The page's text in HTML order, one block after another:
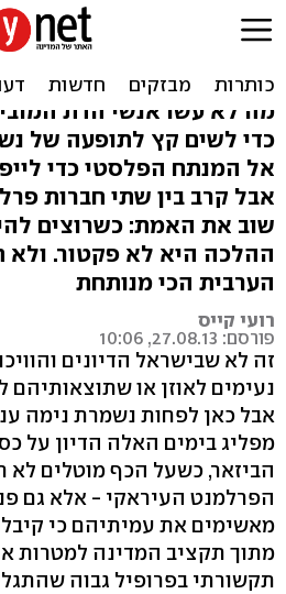
עיראק משנה
פלסטיים על הכף
מה לא עשו אנשי הדת
כדי לשים קץ לתופעה של
אל המנתח הפלסטי כדי
אבל קרב בין שתי חברות
שוב את האמת: כשרוצים
ההלכה היא לא פקטור. ולא
הערבית הכי מנותחת
רועי קייס
פורסם: 27.08.13, 10:06
זה לא שבישראל הדיונים
נעימים לאוזן או שתוצאותיהם
אבל כאן לפחות נשמרת נימה
מפליג בימים האלה הדיון על
הביזאר, כשעל הכף מוטלים לא
הפרלמנט העיראקי - אלא גם
מאשימים את עמיתיהם כי
מתוך תקציב המדינה למטרות
תקשורתי בפרופיל גבוה